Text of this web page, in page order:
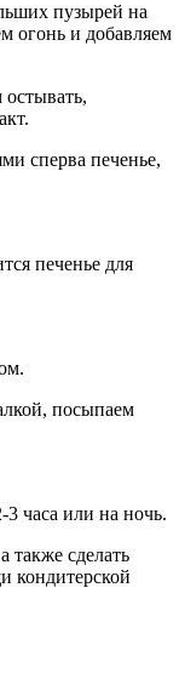
пузырей на
огонь и добавляем
сперва печенье,
печенье для
посыпаем
часа или на ночь.
также сделать
кондитерской